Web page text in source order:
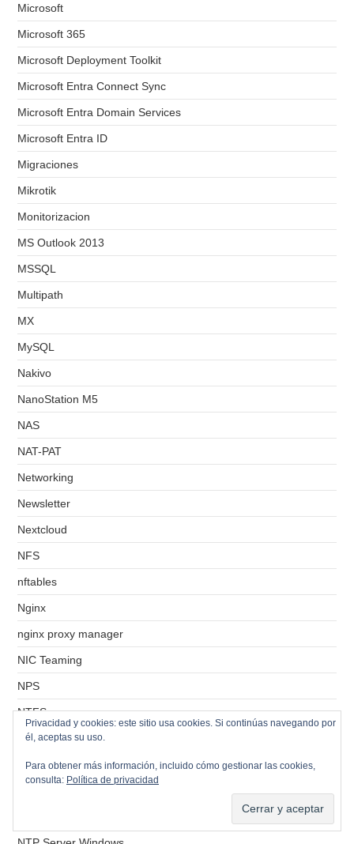
Microsoft
Microsoft 365
Microsoft Deployment Toolkit
Microsoft Entra Connect Sync
Microsoft Entra Domain Services
Microsoft Entra ID
Migraciones
Mikrotik
Monitorizacion
MS Outlook 2013
MSSQL
Multipath
MX
MySQL
Nakivo
NanoStation M5
NAS
NAT-PAT
Networking
Newsletter
Nextcloud
NFS
nftables
Nginx
nginx proxy manager
NIC Teaming
NPS
NTFS
NTP
NTP Client Linux
Privacidad y cookies: este sitio usa cookies. Si continúas navegando por
él, aceptas su uso.
Para obtener más información, incluido cómo gestionar las cookies,
consulta: Política de privacidad